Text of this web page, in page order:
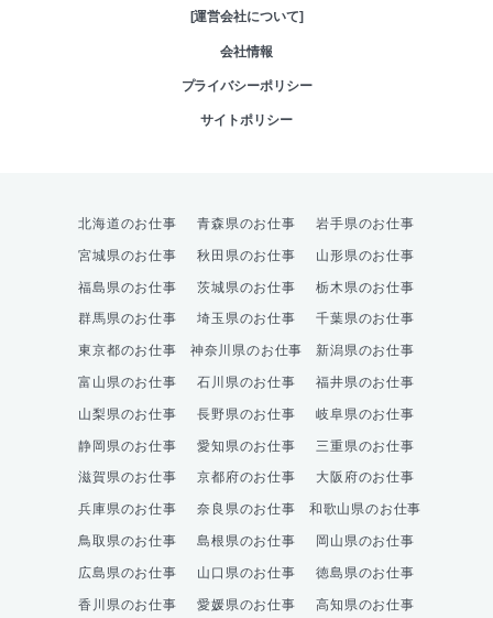
[運営会社について]
会社情報
プライバシーポリシー
サイトポリシー
北海道のお仕事 青森県のお仕事 岩手県のお仕事
宮城県のお仕事 秋田県のお仕事 山形県のお仕事
福島県のお仕事 茨城県のお仕事 栃木県のお仕事
群馬県のお仕事 埼玉県のお仕事 千葉県のお仕事
東京都のお仕事 神奈川県のお仕事 新潟県のお仕事
富山県のお仕事 石川県のお仕事 福井県のお仕事
山梨県のお仕事 長野県のお仕事 岐阜県のお仕事
静岡県のお仕事 愛知県のお仕事 三重県のお仕事
滋賀県のお仕事 京都府のお仕事 大阪府のお仕事
兵庫県のお仕事 奈良県のお仕事 和歌山県のお仕事
鳥取県のお仕事 島根県のお仕事 岡山県のお仕事
広島県のお仕事 山口県のお仕事 徳島県のお仕事
香川県のお仕事 愛媛県のお仕事 高知県のお仕事